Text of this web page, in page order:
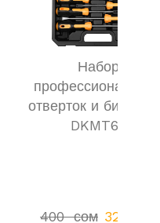
Набор
отверток и бит
DKMT65
400  сом 329